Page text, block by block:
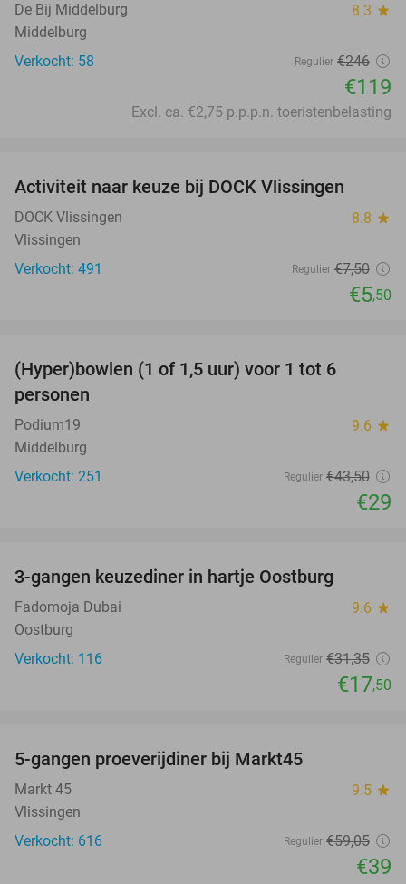
De Bij Middelburg 8.3 star
Middelburg
Verkocht: 58
Regulier €246
€119
Excl. ca. €2,75 p.p.p.n. toeristenbelasting
Activiteit naar keuze bij DOCK Vlissingen
DOCK Vlissingen 8.8 star
Vlissingen
Verkocht: 491
Regulier €7,50
€5,50
(Hyper)bowlen (1 of 1,5 uur) voor 1 tot 6
personen
Podium19 9.6 star
Middelburg
Verkocht: 251
Regulier €43,50
€29
3-gangen keuzediner in hartje Oostburg
Fadomoja Dubai 9.6 star
Oostburg
Verkocht: 116
Regulier €31,35
€17,50
5-gangen proeverijdiner bij Markt45
Markt 45 9.5 star
Vlissingen
Verkocht: 616
Regulier €59,05
€39